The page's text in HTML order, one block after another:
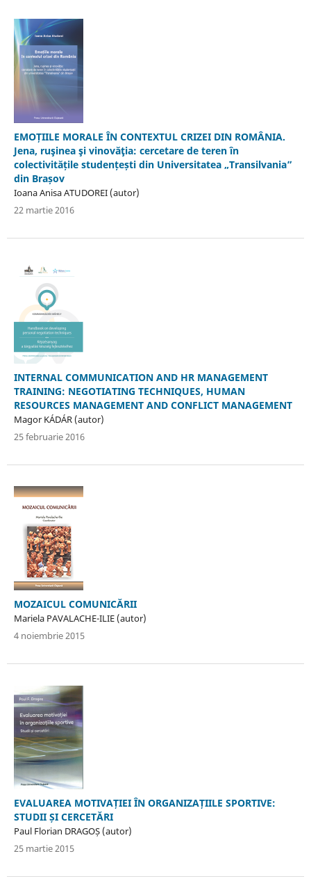
EMOȚIILE MORALE ÎN CONTEXTUL CRIZEI DIN ROMÂNIA.
Jena, ruşinea şi vinovăţia: cercetare de teren în
colectivitățile studențești din Universitatea „Transilvania”
din Brașov
Ioana Anisa ATUDOREI (autor)
22 martie 2016
INTERNAL COMMUNICATION AND HR MANAGEMENT
TRAINING: NEGOTIATING TECHNIQUES, HUMAN
RESOURCES MANAGEMENT AND CONFLICT MANAGEMENT
Magor KÁDÁR (autor)
25 februarie 2016
MOZAICUL COMUNICĂRII
Mariela PAVALACHE-ILIE (autor)
4 noiembrie 2015
EVALUAREA MOTIVAȚIEI ÎN ORGANIZAȚIILE SPORTIVE:
STUDII ȘI CERCETĂRI
Paul Florian DRAGOȘ (autor)
25 martie 2015